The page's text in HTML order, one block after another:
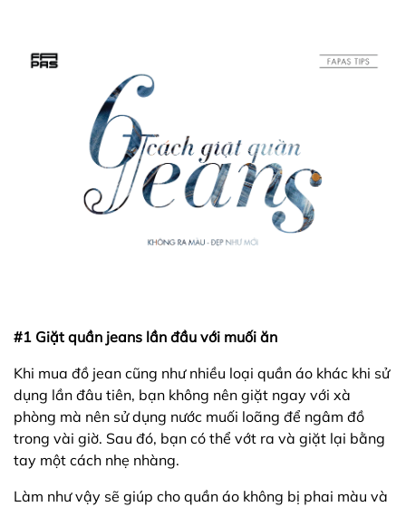
#1 Giặt quần jeans lần đầu với muối ăn
Khi mua đồ jean cũng như nhiều loại quần áo khác khi sử
dụng lần đâu tiên, bạn không nên giặt ngay với xà
phòng mà nên sử dụng nước muối loãng để ngâm đồ
trong vài giờ. Sau đó, bạn có thể vớt ra và giặt lại bằng
tay một cách nhẹ nhàng.
Làm như vậy sẽ giúp cho quần áo không bị phai màu và